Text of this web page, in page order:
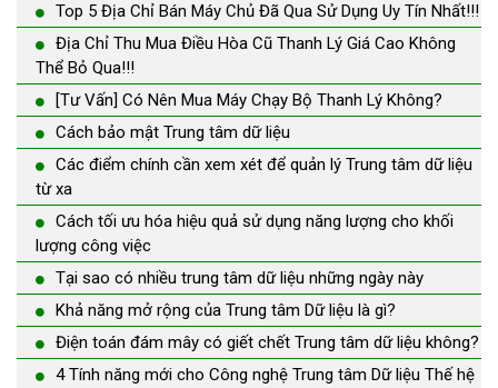
Top 5 Địa Chỉ Bán Máy Chủ Đã Qua Sử Dụng Uy Tín Nhất!!!
Địa Chỉ Thu Mua Điều Hòa Cũ Thanh Lý Giá Cao Không
Thể Bỏ Qua!!!
[Tư Vấn] Có Nên Mua Máy Chạy Bộ Thanh Lý Không?
Cách bảo mật Trung tâm dữ liệu
Các điểm chính cần xem xét để quản lý Trung tâm dữ liệu
từ xa
Cách tối ưu hóa hiệu quả sử dụng năng lượng cho khối
lượng công việc
Tại sao có nhiều trung tâm dữ liệu những ngày này
Khả năng mở rộng của Trung tâm Dữ liệu là gì?
Điện toán đám mây có giết chết Trung tâm dữ liệu không?
4 Tính năng mới cho Công nghệ Trung tâm Dữ liệu Thế hệ